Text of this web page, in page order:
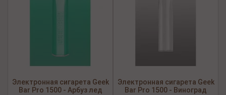
Электронная сигарета Geek
Bar Pro 1500 - Арбуз лед
Электронная сигарета Geek
Bar Pro 1500 - Виноград